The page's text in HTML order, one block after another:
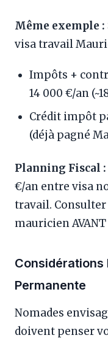
Même exemple :
visa travail
Impôts +
14 000 €/an
Crédit impôt
(déjà pagné
Planning Fiscal :
€/an entre visa
travail.
mauricien
Considérations
Permanente
Nomades
doivent penser